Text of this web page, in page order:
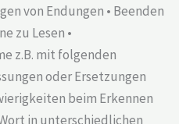
von Endungen • Beenden
zu Lesen •
z.B. mit folgenden
oder Ersetzungen
beim Erkennen
in unterschiedlichen